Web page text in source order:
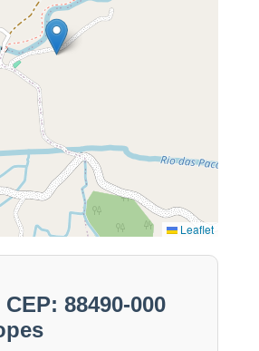
Leaflet
88490-000